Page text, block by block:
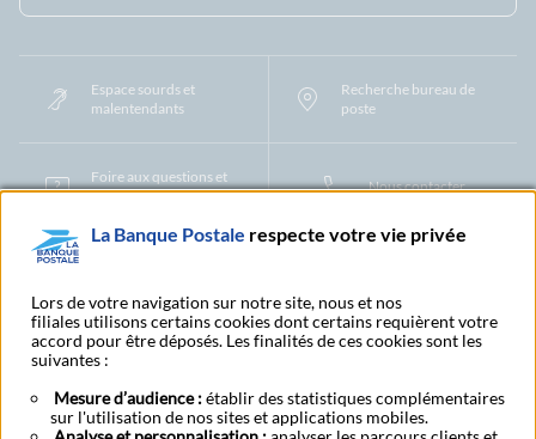
Espace sourds et
malentendants
Recherche bureau de
poste
Foire aux questions et
centre d'aide
Nous contacter
Protection des Données à Caractère PersonnelFiliales et partenaires
CookiesGestion des cookiesActualiser vos informations
Contestation et réclamation Coordonnées Centres Financiers
Alertes fraudes et points de vigilance Actualités réglementaires CGU
Aide navigateur et systèmes d'exploitation
La Banque Postale respecte votre vie privée
Lors de votre navigation sur notre site, nous et nos
filiales utilisons certains cookies dont certains requièrent votre
accord pour être déposés. Les finalités de ces cookies sont les
suivantes :
Mesure d’audience :établir des statistiques complémentaires
sur l'utilisation de nos sites et applications mobiles.